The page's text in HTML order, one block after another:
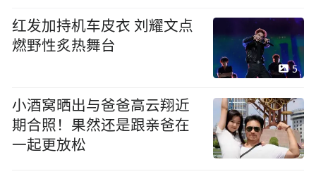
红发加持机车皮衣 刘耀文点
燃野性炙热舞台
5
小酒窝晒出与爸爸高云翔近
期合照！果然还是跟亲爸在
一起更放松